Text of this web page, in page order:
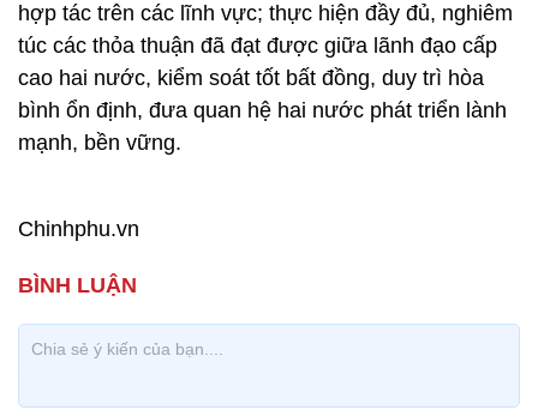
hợp tác trên các lĩnh vực; thực hiện đầy đủ, nghiêm
túc các thỏa thuận đã đạt được giữa lãnh đạo cấp
cao hai nước, kiểm soát tốt bất đồng, duy trì hòa
bình ổn định, đưa quan hệ hai nước phát triển lành
mạnh, bền vững.
Chinhphu.vn